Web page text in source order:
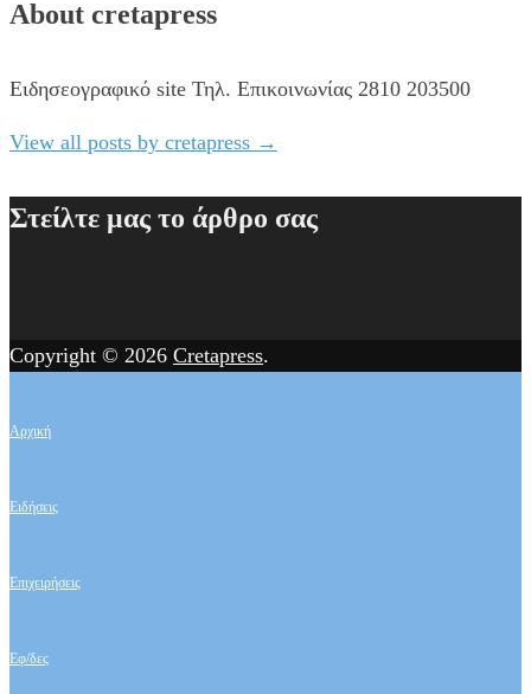
About cretapress
Ειδησεογραφικό site Τηλ. Επικοινωνίας 2810 203500
View all posts by cretapress →
Στείλτε μας το άρθρο σας
Copyright © 2026 Cretapress.
Αρχική
Ειδήσεις
Επιχειρήσεις
Εφ/δες